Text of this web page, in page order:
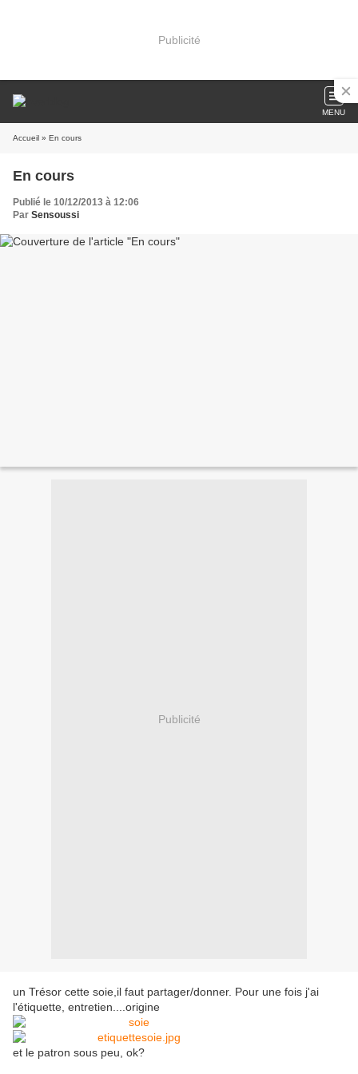
Publicité
MENU
Accueil » En cours
En cours
Publié le 10/12/2013 à 12:06
Par Sensoussi
Publicité
un Trésor cette soie,il faut partager/donner. Pour une fois j'ai
l'étiquette, entretien....origine
et le patron sous peu, ok?